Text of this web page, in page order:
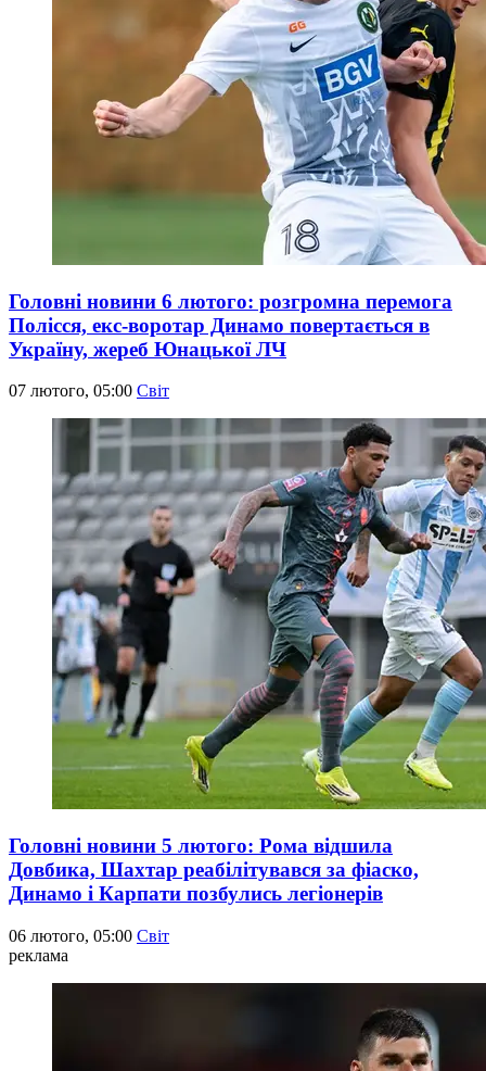
Головні новини 6 лютого: розгромна перемога
Полісся, екс-воротар Динамо повертається в
Україну, жереб Юнацької ЛЧ
07 лютого, 05:00 Світ
Головні новини 5 лютого: Рома відшила
Довбика, Шахтар реабілітувався за фіаско,
Динамо і Карпати позбулись легіонерів
06 лютого, 05:00 Світ
реклама